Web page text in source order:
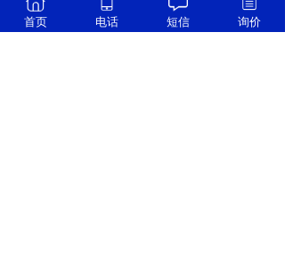
应对措施。明确在紧急情况下人员的疏散
路线和方法，组织相关人员进行应急演
首页 电话 短信 询价